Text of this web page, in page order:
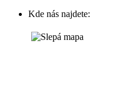
Kde nás najdete: